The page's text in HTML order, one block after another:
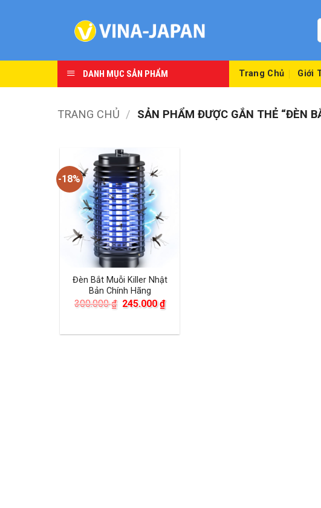
DANH MỤC SẢN PHẨM Trang Chủ Giới
TRANG CHỦ / SẢN PHẨM ĐƯỢC GẮN THẺ “ĐÈN
-18%
Đèn Bắt Muỗi Killer Nhật
Bản Chính Hãng
300.000₫ Giá
300.000 ₫.
245.000₫Giá
hiện
là: